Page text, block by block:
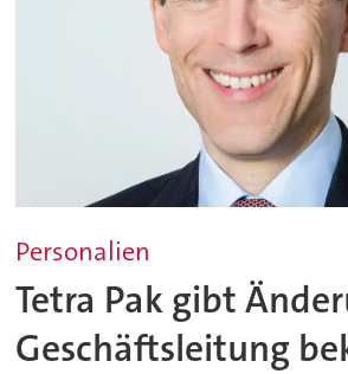
Personalien
Tetra Pak gibt
Geschäftsleitung